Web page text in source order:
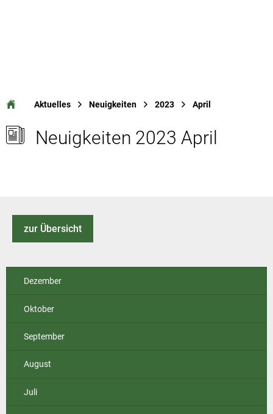
Aktuelles Neuigkeiten 2023 April
Neuigkeiten 2023 April
zur Übersicht
Dezember
Oktober
September
August
Juli